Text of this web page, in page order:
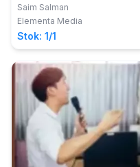
Saim Salman
Elementa Media
Stok: 1/1